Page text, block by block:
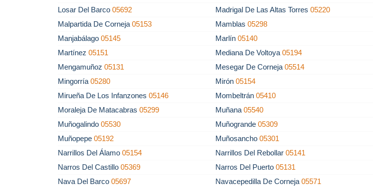
Losar Del Barco 05692 Madrigal De Las Altas Torres05220
Malpartida De Corneja 05153 Mamblas05298
Manjabálago 05145 Marlín05140
Martínez 05151 Mediana De Voltoya05194
Mengamuñoz 05131 Mesegar De Corneja05514
Mingorría 05280 Mirón05154
Mirueña De Los Infanzones 05146 Mombeltrán05410
Moraleja De Matacabras 05299 Muñana05540
Muñogalindo 05530 Muñogrande05309
Muñopepe 05192 Muñosancho05301
Narrillos Del Álamo 05154 Narrillos Del Rebollar05141
Narros Del Castillo 05369 Narros Del Puerto05131
Nava Del Barco 05697 Navacepedilla De Corneja05571